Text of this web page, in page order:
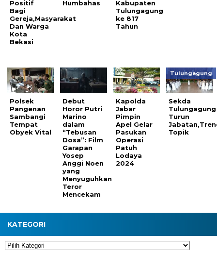
Positif
Bagi
Gereja,Masyarakat
Dan Warga
Kota
Bekasi
Humbahas
Kabupaten
Tulungagung
ke 817
Tahun
Polsek
Pangenan
Sambangi
Tempat
Obyek Vital
Debut
Horor Putri
Marino
dalam
“Tebusan
Dosa”: Film
Garapan
Yosep
Anggi Noen
yang
Menyuguhkan
Teror
Mencekam
Kapolda
Jabar
Pimpin
Apel Gelar
Pasukan
Operasi
Patuh
Lodaya
2024
Tulungagung
Sekda
Tulungagung
Turun
Topik
KATEGORI
Kategori